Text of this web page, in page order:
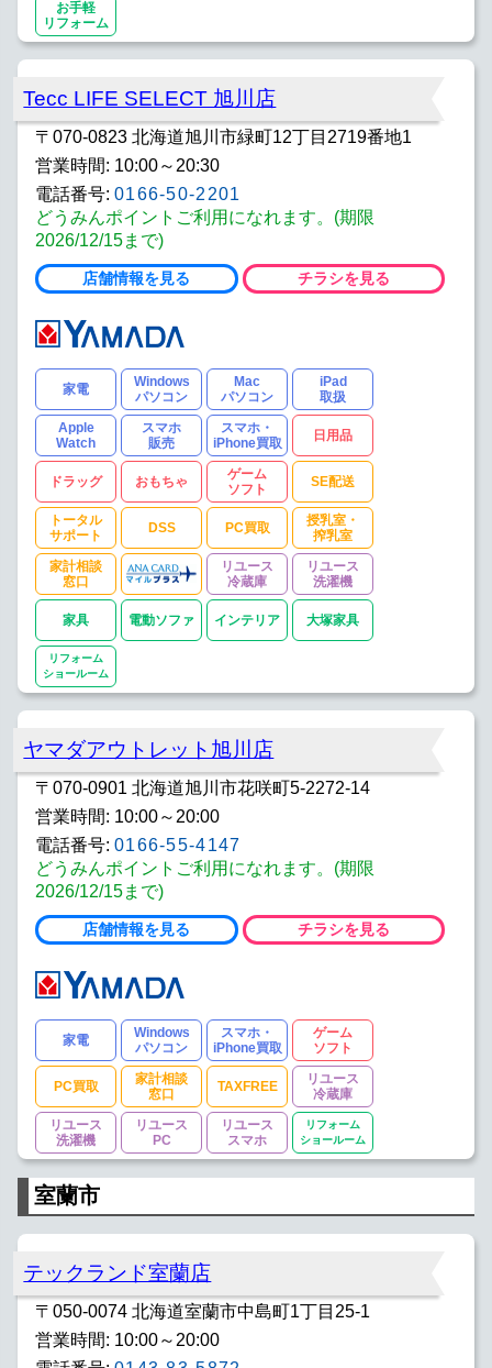
お手軽
リフォーム
Tecc LIFE SELECT 旭川店
〒070-0823 北海道旭川市緑町12丁目2719番地1
営業時間: 10:00～20:30
電話番号: 0166-50-2201
どうみんポイントご利用になれます。(期限
2026/12/15まで)
店舗情報を見る チラシを見る
家電
Windows
パソコン
Mac
パソコン
iPad
取扱
Apple
Watch
スマホ
販売
スマホ・
iPhone買取
日用品
ドラッグ おもちゃ
ゲーム
ソフト
SE配送
トータル
サポート
DSS PC買取
授乳室・
搾乳室
家計相談
窓口
リユース
冷蔵庫
リユース
洗濯機
家具 電動ソファ インテリア 大塚家具
リフォーム
ショールーム
ヤマダアウトレット旭川店
〒070-0901 北海道旭川市花咲町5-2272-14
営業時間: 10:00～20:00
電話番号: 0166-55-4147
どうみんポイントご利用になれます。(期限
2026/12/15まで)
店舗情報を見る チラシを見る
家電
Windows
パソコン
スマホ・
iPhone買取
ゲーム
ソフト
PC買取
家計相談
窓口
TAXFREE
リユース
冷蔵庫
リユース
洗濯機
リユース
PC
リユース
スマホ
リフォーム
ショールーム
室蘭市
テックランド室蘭店
〒050-0074 北海道室蘭市中島町1丁目25-1
営業時間: 10:00～20:00